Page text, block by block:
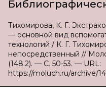
Тихомирова, К. Г.
— основной вид
технологий / К. Г.
непосредственный //
(148.2). — С. 50-53. — URL:
https://moluch.ru/archive/